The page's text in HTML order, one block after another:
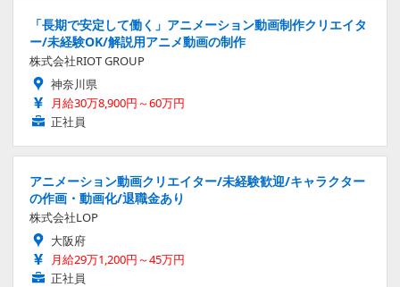
「長期で安定して働く」アニメーション動画制作クリエイタ
ー/未経験OK/解説用アニメ動画の制作
株式会社RIOT GROUP
神奈川県
月給30万8,900円～60万円
正社員
アニメーション動画クリエイター/未経験歓迎/キャラクター
の作画・動画化/退職金あり
株式会社LOP
大阪府
月給29万1,200円～45万円
正社員